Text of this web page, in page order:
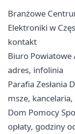
Branżowe
Elektroniki w
kontakt
Biuro Powiatowe
adres, infolinia
Parafia Zesłania
msze,
Dom Pomocy
opłaty, godziny